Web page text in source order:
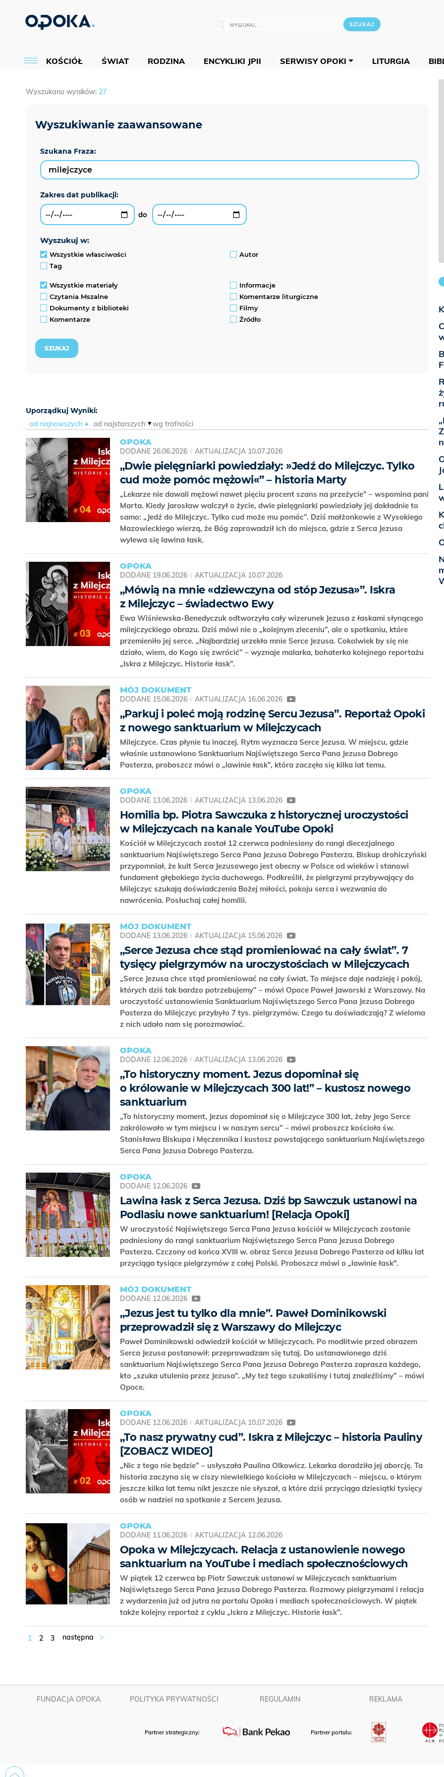
KOŚCIÓŁ ŚWIAT RODZINA ENCYKLIKI JPII SERWISY OPOKI LITURGIA
Wyszukano wyników: 27
Szukana Fraza:
wyszukuj w:
Wszystkie własciwości
Autor
Tag
Wszystkie materiały
Informacje
Czytania Mszalne
Komentarze liturgiczne
Dokumenty z biblioteki
Filmy
Komentarze
Źródło
Uporządkuj Wyniki:
od najnowszych
od najstarszych wg trafności
OPOKA
DODANE 26.06.2026 AKTUALIZACJA 10.07.2026
„Dwie pielęgniarki powiedziały: »Jedź do Milejczyc. Tylko
cud może pomóc mężowi«” – historia Marty
„Lekarze nie dawali mężowi nawet pięciu procent szans na przeżycie” – wspomina pani
Marta. Kiedy Jarosław walczył o życie, dwie pielęgniarki powiedziały jej dokładnie to
samo: „Jedź do Milejczyc. Tylko cud może mu pomóc”. Dziś małżonkowie z Wysokiego
Mazowieckiego wierzą, że Bóg zaprowadził ich do miejsca, gdzie z Serca Jezusa
wylewa się lawina łask.
OPOKA
DODANE 19.06.2026 AKTUALIZACJA 10.07.2026
„Mówią na mnie «dziewczyna od stóp Jezusa»”. Iskra
z Milejczyc – świadectwo Ewy
Ewa Wiśniewska-Benedyczuk odtworzyła cały wizerunek Jezusa z łaskami słynącego
milejczyckiego obrazu. Dziś mówi nie o „kolejnym zleceniu”, ale o spotkaniu, które
przemieniło jej serce. „Najbardziej urzekło mnie Serce Jezusa. Cokolwiek by się nie
działo, wiem, do Kogo się zwrócić” – wyznaje malarka, bohaterka kolejnego reportażu
„Iskra z Milejczyc. Historie łask”.
MÓJ DOKUMENT
DODANE 15.06.2026 AKTUALIZACJA 16.06.2026
„Parkuj i poleć moją rodzinę Sercu Jezusa”. Reportaż Opoki
z nowego sanktuarium w Milejczycach
Milejczyce. Czas płynie tu inaczej. Rytm wyznacza Serce Jezusa. W miejscu, gdzie
właśnie ustanowiono Sanktuarium Najświętszego Serca Pana Jezusa Dobrego
Pasterza, proboszcz mówi o „lawinie łask”, która zaczęła się kilka lat temu.
OPOKA
DODANE 13.06.2026 AKTUALIZACJA 13.06.2026
Homilia bp. Piotra Sawczuka z historycznej uroczystości
w Milejczycach na kanale YouTube Opoki
Kościół w Milejczycach został 12 czerwca podniesiony do rangi diecezjalnego
sanktuarium Najświętszego Serca Pana Jezusa Dobrego Pasterza. Biskup drohiczyński
przypomniał, że kult Serca Jezusowego jest obecny w Polsce od wieków i stanowi
fundament głębokiego życia duchowego. Podkreślił, że pielgrzymi przybywający do
Milejczyc szukają doświadczenia Bożej miłości, pokoju serca i wezwania do
nawrócenia. Posłuchaj całej homilii.
MÓJ DOKUMENT
DODANE 13.06.2026 AKTUALIZACJA 15.06.2026
„Serce Jezusa chce stąd promieniować na cały świat”. 7
tysięcy pielgrzymów na uroczystościach w Milejczycach
„Serce Jezusa chce stąd promieniować na cały świat. To miejsce daje nadzieję i pokój,
których dziś tak bardzo potrzebujemy” – mówi Opoce Paweł Jaworski z Warszawy. Na
uroczystość ustanowienia Sanktuarium Najświętszego Serca Pana Jezusa Dobrego
Pasterza do Milejczyc przybyło 7 tys. pielgrzymów. Czego tu doświadczają? Z wieloma
z nich udało nam się porozmawiać.
OPOKA
DODANE 12.06.2026 AKTUALIZACJA 13.06.2026
„To historyczny moment. Jezus dopominał się
o królowanie w Milejczycach 300 lat!” – kustosz nowego
sanktuarium
„To historyczny moment, Jezus dopominał się o Milejczyce 300 lat, żeby Jego Serce
zakrólowało w tym miejscu i w naszym sercu” – mówi proboszcz kościoła św.
Stanisława Biskupa i Męczennika i kustosz powstającego sanktuarium Najświętszego
Serca Pana Jezusa Dobrego Pasterza.
OPOKA
DODANE 12.06.2026
Lawina łask z Serca Jezusa. Dziś bp Sawczuk ustanowi na
Podlasiu nowe sanktuarium! [Relacja Opoki]
W uroczystość Najświętszego Serca Pana Jezusa kościół w Milejczycach zostanie
podniesiony do rangi sanktuarium Najświętszego Serca Pana Jezusa Dobrego
Pasterza. Czczony od końca XVIII w. obraz Serca Jezusa Dobrego Pasterza od kilku lat
przyciąga tysiące pielgrzymów z całej Polski. Proboszcz mówi o „lawinie łask".
MÓJ DOKUMENT
DODANE 12.06.2026
„Jezus jest tu tylko dla mnie”. Paweł Dominikowski
przeprowadził się z Warszawy do Milejczyc
Paweł Dominikowski odwiedził kościół w Milejczycach. Po modlitwie przed obrazem
Serca Jezusa postanowił: przeprowadzam się tutaj. Do ustanawionego dziś
sanktuarium Najświętszego Serca Pana Jezusa Dobrego Pasterza zaprasza każdego,
kto „szuka utulenia przez Jezusa”. „My też tego szukaliśmy i tutaj znaleźliśmy” – mówi
Opoce.
OPOKA
DODANE 12.06.2026 AKTUALIZACJA 10.07.2026
„To nasz prywatny cud”. Iskra z Milejczyc – historia Pauliny
[ZOBACZ WIDEO]
„Nic z tego nie będzie” – usłyszała Paulina Olkowicz. Lekarka doradziła jej aborcję. Ta
historia zaczyna się w ciszy niewielkiego kościoła w Milejczycach – miejscu, o którym
jeszcze kilka lat temu nikt jeszcze nie słyszał, a które dziś przyciąga dziesiątki tysięcy
osób w nadziei na spotkanie z Sercem Jezusa.
OPOKA
DODANE 11.06.2026 AKTUALIZACJA 12.06.2026
Opoka w Milejczycach. Relacja z ustanowienie nowego
sanktuarium na YouTube i mediach społecznościowych
W piątek 12 czerwca bp Piotr Sawczuk ustanowi w Milejczycach sanktuarium
Najświętszego Serca Pana Jezusa Dobrego Pasterza. Rozmowy pielgrzymami i relacja
z wydarzenia już od jutra na portalu Opoka i mediach społecznościowych. W piątek
także kolejny reportaż z cyklu „Iskra z Milejczyc. Historie łask”.
1 2 3
FUNDACJA OPOKA POLITYKA PRYWATNOŚCI REGULAMIN REKLAMA
Partner strategiczny: Partner portalu: